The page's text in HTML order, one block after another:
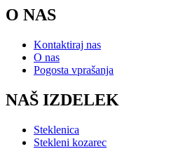
O NAS
Kontaktiraj nas
O nas
Pogosta vprašanja
NAŠ IZDELEK
Steklenica
Stekleni kozarec